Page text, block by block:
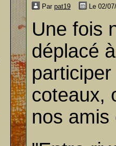
Par pat19 Le 02/
Une fois
déplacé
coteaux,
nos amis